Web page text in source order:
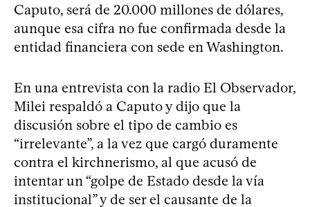
Caputo, será de 20.000 millones de dólares,
aunque esa cifra no fue confirmada desde la
entidad financiera con sede en Washington.
En una entrevista con la radio El Observador,
Milei respaldó a Caputo y dijo que la
discusión sobre el tipo de cambio es
“irrelevante”, a la vez que cargó duramente
contra el kirchnerismo, al que acusó de
intentar un “golpe de Estado desde la vía
institucional” y de ser el causante de la